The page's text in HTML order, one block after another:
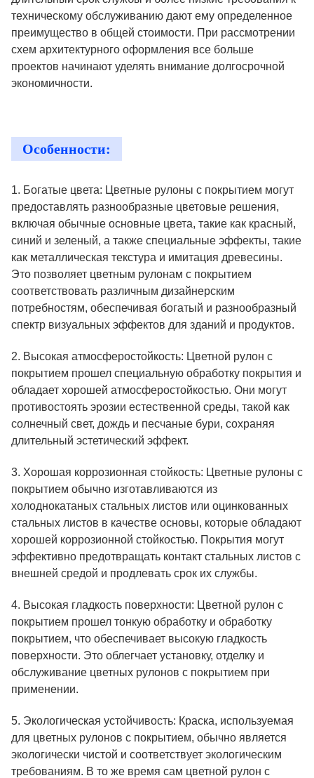
техническому обслуживанию дают ему определенное
преимущество в общей стоимости. При рассмотрении
схем архитектурного оформления все больше
проектов начинают уделять внимание долгосрочной
экономичности.
Особенности:
1. Богатые цвета: Цветные рулоны с покрытием могут
предоставлять разнообразные цветовые решения,
включая обычные основные цвета, такие как красный,
синий и зеленый, а также специальные эффекты, такие
как металлическая текстура и имитация древесины.
Это позволяет цветным рулонам с покрытием
соответствовать различным дизайнерским
потребностям, обеспечивая богатый и разнообразный
спектр визуальных эффектов для зданий и продуктов.
2. Высокая атмосферостойкость: Цветной рулон с
покрытием прошел специальную обработку покрытия и
обладает хорошей атмосферостойкостью. Они могут
противостоять эрозии естественной среды, такой как
солнечный свет, дождь и песчаные бури, сохраняя
длительный эстетический эффект.
3. Хорошая коррозионная стойкость: Цветные рулоны с
покрытием обычно изготавливаются из
холоднокатаных стальных листов или оцинкованных
стальных листов в качестве основы, которые обладают
хорошей коррозионной стойкостью. Покрытия могут
эффективно предотвращать контакт стальных листов с
внешней средой и продлевать срок их службы.
4. Высокая гладкость поверхности: Цветной рулон с
покрытием прошел тонкую обработку и обработку
покрытием, что обеспечивает высокую гладкость
поверхности. Это облегчает установку, отделку и
обслуживание цветных рулонов с покрытием при
применении.
5. Экологическая устойчивость: Краска, используемая
для цветных рулонов с покрытием, обычно является
экологически чистой и соответствует экологическим
требованиям. В то же время сам цветной рулон с